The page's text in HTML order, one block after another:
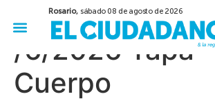
Rosario, sábado 08 de agosto de 2026
/6/2026 Tapa
Cuerpo